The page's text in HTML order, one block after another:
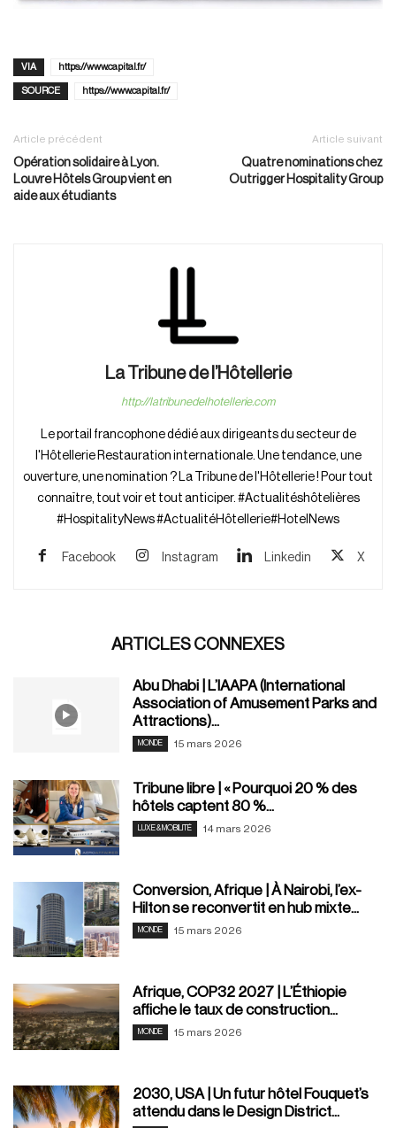
VIA https://www.capital.fr/
SOURCE https://www.capital.fr/
Article précédent
Opération solidaire à Lyon.
Louvre Hôtels Group vient en
aide aux étudiants
Article suivant
Quatre nominations chez
Outrigger Hospitality Group
La Tribune de l’Hôtellerie
http://latribunedelhotellerie.com
Le portail francophone dédié aux dirigeants du secteur de
l'Hôtellerie Restauration internationale. Une tendance, une
ouverture, une nomination ? La Tribune de l'Hôtellerie ! Pour tout
connaître, tout voir et tout anticiper. #Actualitéshôtelières
#HospitalityNews #ActualitéHôtellerie#HotelNews
Facebook Instagram Linkedin X
ARTICLES CONNEXES
Abu Dhabi | L’IAAPA (International
Association of Amusement Parks and
Attractions)...
MONDE 15 mars 2026
Tribune libre | « Pourquoi 20 % des
hôtels captent 80 %...
LUXE & MOBILITÉ 14 mars 2026
Conversion, Afrique | À Nairobi, l’ex-
Hilton se reconvertit en hub mixte...
MONDE 15 mars 2026
Afrique, COP32 2027 | L’Éthiopie
affiche le taux de construction...
MONDE 15 mars 2026
2030, USA | Un futur hôtel Fouquet’s
attendu dans le Design District...